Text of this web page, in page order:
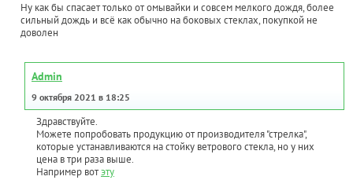
Ну как бы спасает только от омывайки и совсем мелкого дождя, более
сильный дождь и всё как обычно на боковых стеклах, покупкой не
доволен
Admin
9 октября 2021 в 18:25
Здравствуйте.
Можете попробовать продукцию от производителя "стрелка",
которые устанавливаются на стойку ветрового стекла, но у них
цена в три раза выше.
Например вотэту